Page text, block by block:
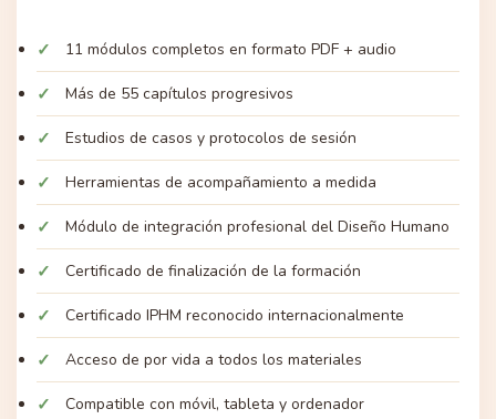
11 módulos completos en formato PDF + audio
Más de 55 capítulos progresivos
Estudios de casos y protocolos de sesión
Herramientas de acompañamiento a medida
Módulo de integración profesional del Diseño Humano
Certificado de finalización de la formación
Certificado IPHM reconocido internacionalmente
Acceso de por vida a todos los materiales
Compatible con móvil, tableta y ordenador